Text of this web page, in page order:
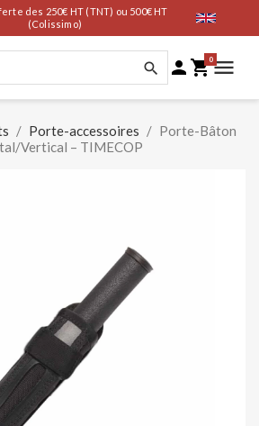
des 250€ HT (TNT) ou 500€ HT
(Colissimo)
  0
Porte-accessoires
Porte-Bâton
Vertical – TIMECOP